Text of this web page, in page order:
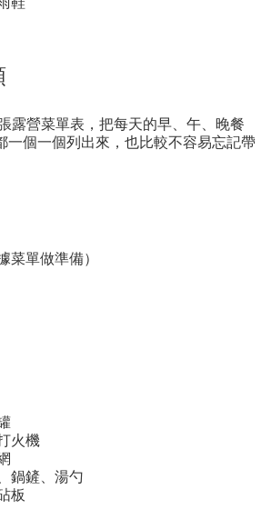
營菜單表，把每天的早、午、晚餐
一個一個列出來，也比較不容易忘記帶
單做準備）
火機
鏟、湯勺
板